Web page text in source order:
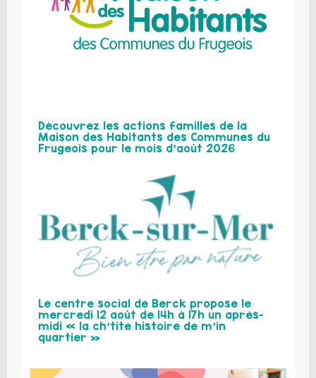
Découvrez les actions familles de la
Maison des Habitants des Communes du
Frugeois pour le mois d’août 2026
Le centre social de Berck propose le
mercredi 12 août de 14h à 17h un après-
midi « la ch’tite histoire de m’in
quartier »